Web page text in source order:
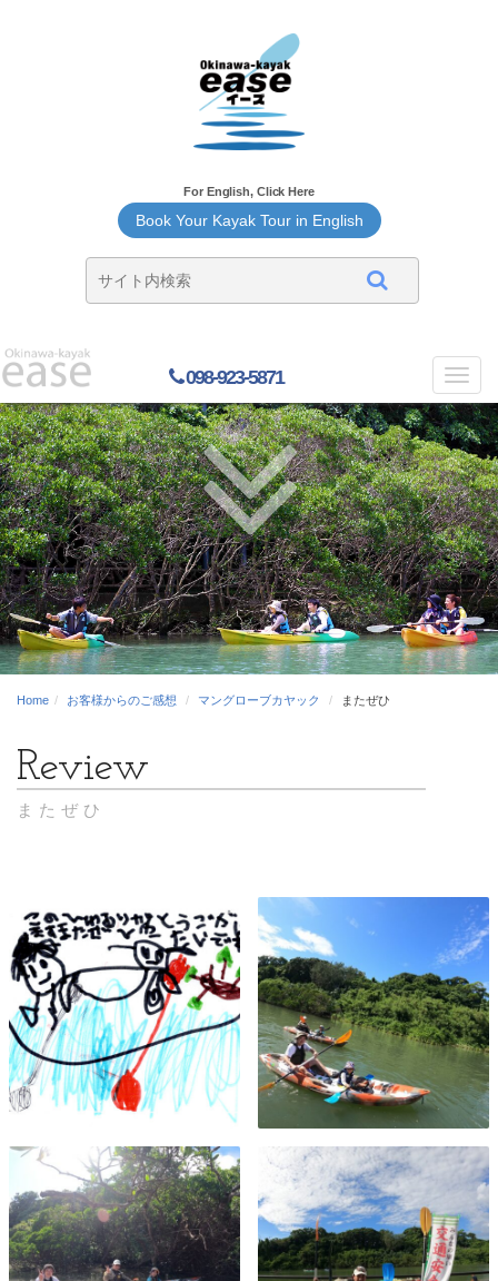
For English, Click Here
Book Your Kayak Tour in English
098-923-5871
Home お客様からのご感想 マングローブカヤック またぜひ
またぜひ